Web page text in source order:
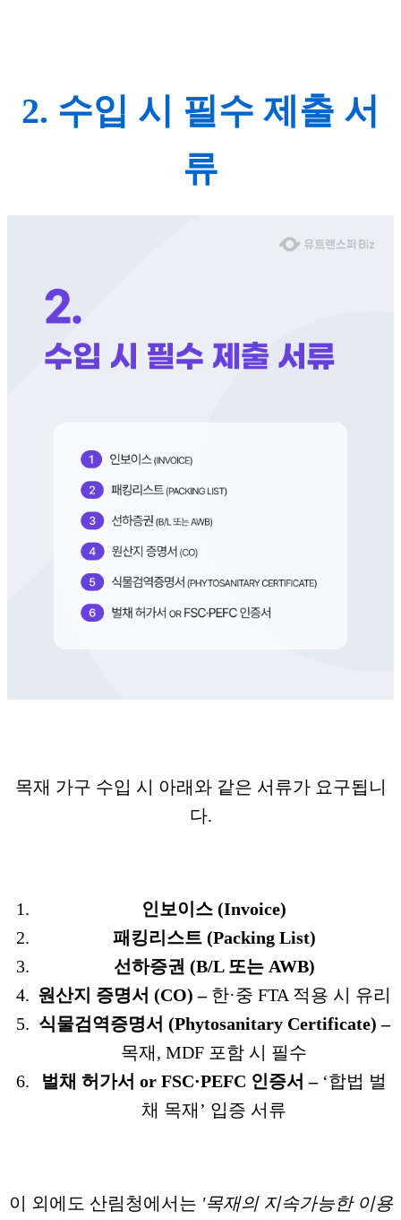
2. 수입 시 필수 제출 서
류
목재 가구 수입 시 아래와 같은 서류가 요구됩니
다.
인보이스 (Invoice)
패킹리스트 (Packing List)
선하증권 (B/L 또는 AWB)
원산지 증명서 (CO) – 한·중 FTA 적용 시 유리
식물검역증명서 (Phytosanitary Certificate) –
목재, MDF 포함 시 필수
벌채 허가서 or FSC·PEFC 인증서 –‘합법 벌
채 목재’ 입증 서류
이 외에도 산림청에서는 '목재의 지속가능한 이용